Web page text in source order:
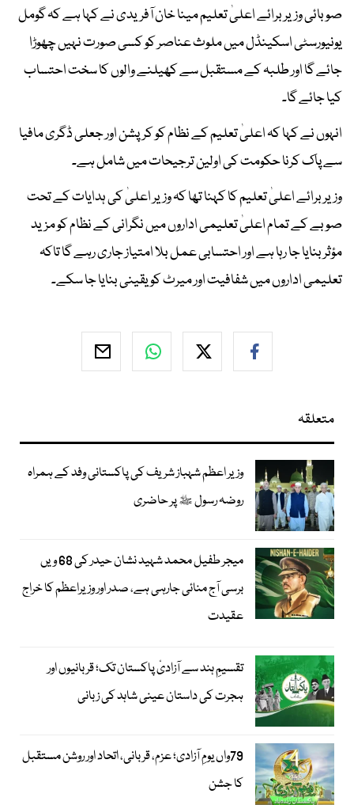
صوبائی وزیر برائے اعلیٰ تعلیم مینا خان آفریدی نے کہا ہے کہ گومل
یونیورسٹی اسکینڈل میں ملوث عناصر کو کسی صورت نہیں چھوڑا
جائے گا اور طلبہ کے مستقبل سے کھیلنے والوں کا سخت احتساب
کیا جائے گا۔
انہوں نے کہا کہ اعلیٰ تعلیم کے نظام کو کرپشن اور جعلی ڈگری مافیا
سے پاک کرنا حکومت کی اولین ترجیحات میں شامل ہے۔
وزیر برائے اعلیٰ تعلیم کا کہنا تھا کہ وزیر اعلیٰ کی ہدایات کے تحت
صوبے کے تمام اعلیٰ تعلیمی اداروں میں نگرانی کے نظام کو مزید
مؤثر بنایا جا رہا ہے اور احتسابی عمل بلا امتیاز جاری رہے گا تاکہ
تعلیمی اداروں میں شفافیت اور میرٹ کو یقینی بنایا جا سکے۔
متعلقہ
وزیر اعظم شہباز شریف کی پاکستانی وفد کے ہمراہ
روضہ رسول ﷺ پر حاضری
میجر طفیل محمد شہید نشان حیدر کی 68 ویں
برسی آج منائی جارہی ہے، صدر اور وزیراعظم کا خراج
عقیدت
تقسیمِ ہند سے آزادیٔ پاکستان تک؛ قربانیوں اور
ہجرت کی داستان عینی شاہد کی زبانی
79واں یومِ آزادی؛ عزم، قربانی، اتحاد اور روشن مستقبل
کا جشن